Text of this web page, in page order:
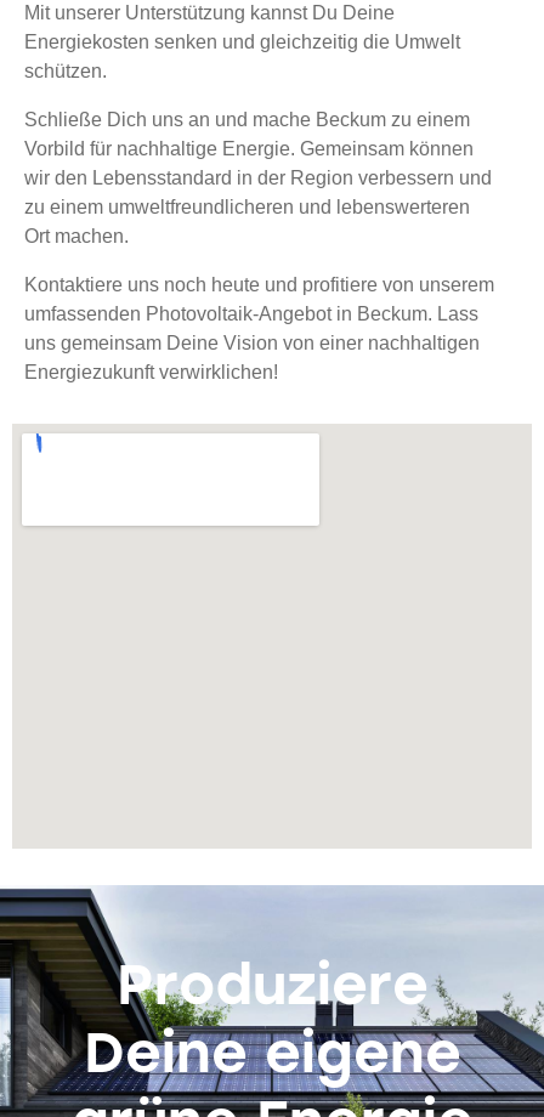
Mit unserer Unterstützung kannst Du Deine
Energiekosten senken und gleichzeitig die Umwelt
schützen.
Schließe Dich uns an und mache Beckum zu einem
Vorbild für nachhaltige Energie. Gemeinsam können
wir den Lebensstandard in der Region verbessern und
zu einem umweltfreundlicheren und lebenswerteren
Ort machen​.
Kontaktiere uns noch heute und profitiere von unserem
umfassenden Photovoltaik-Angebot in Beckum. Lass
uns gemeinsam Deine Vision von einer nachhaltigen
Energiezukunft verwirklichen!
Produziere
Deine eigene